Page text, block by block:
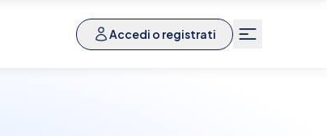
Accedi o registrati